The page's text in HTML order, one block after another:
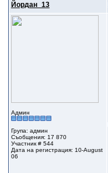
Йордан_13
Админ
Група: админ
Съобщения: 17 870
Участник # 544
Дата на регистрация: 10-August
06